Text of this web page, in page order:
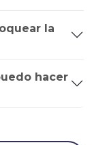
la
hacer